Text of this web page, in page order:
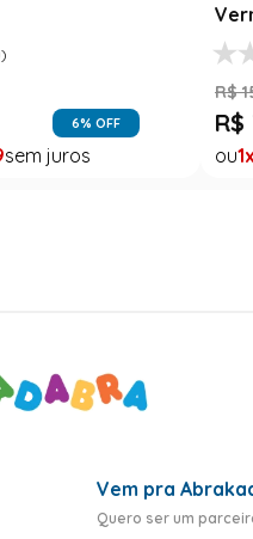
6% OFF
R$
R$
1
Vem pra
Quero ser um